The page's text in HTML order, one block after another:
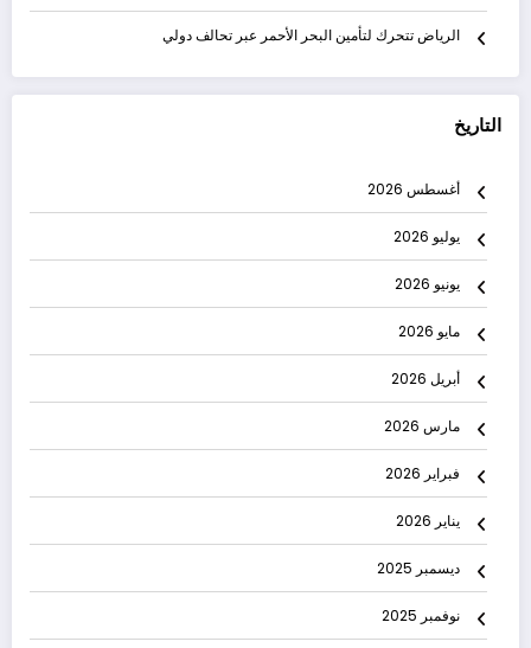
الرياض تتحرك لتأمين البحر الأحمر عبر تحالف دولي
التاريخ
أغسطس 2026
يوليو 2026
يونيو 2026
مايو 2026
أبريل 2026
مارس 2026
فبراير 2026
يناير 2026
ديسمبر 2025
نوفمبر 2025